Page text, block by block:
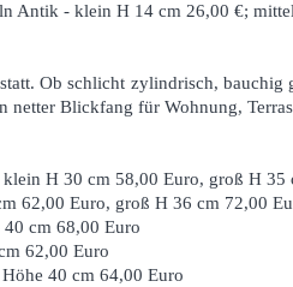
Antik - klein H 14 cm 26,00 €;
Ob schlicht zylindrisch, bauchig
netter Blickfang für Wohnung,
H 30 cm 58,00 Euro, groß H 35
62,00 Euro, groß H 36 cm 72,00
cm 68,00 Euro
62,00 Euro
40 cm 64,00 Euro